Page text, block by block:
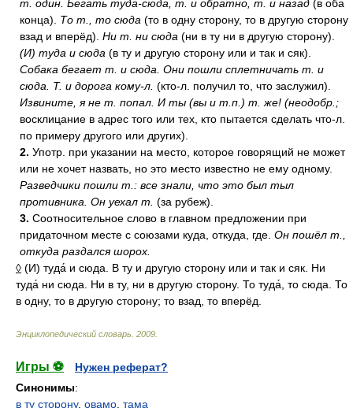
т. один. Бегать туда-сюда, т. и обратно, т. и назад (в оба
конца). То т., то сюда (то в одну сторону, то в другую сторону
взад и вперёд). Ни т. ни сюда (ни в ту ни в другую сторону).
(И) туда и сюда (в ту и другую сторону или и так и сяк).
Собака бегает т. и сюда. Они пошли сплетничать т. и
сюда.
Т. и дорога кому-л. (кто-л. получил то, что заслужил).
Извините, я не т. попал. И ты (вы и т.п.) т. же! (неодобр.;
восклицание в адрес того или тех, кто пытается сделать что-л.
по примеру другого или других).
2. Употр. при указании на место, которое говорящий не может
или не хочет назвать, но это место известно не ему одному.
Разведчики пошли т.: все знали, что это был тыл
противника. Он уехал т. (за рубеж).
3. Соотносительное слово в главном предложении при
придаточном месте с союзами куда, откуда, где. Он пошёл т.,
откуда раздался шорох.
◊ (И) туда́ и сюда. В ту и другую сторону или и так и сяк. Ни
туда́ ни сюда. Ни в ту, ни в другую сторону. То туда́, то сюда. То
в одну, то в другую сторону; то взад, то вперёд.
Энциклопедический словарь 2009
Игры ⚽
Нужен реферат?
Синонимы:
в ту сторону, овамо тама